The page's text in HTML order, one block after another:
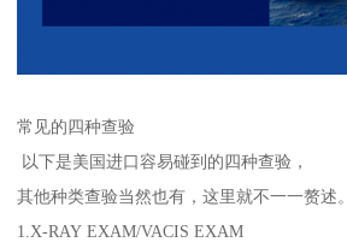
常见的四种查验
以下是美国进口容易碰到的四种查验，
其他种类查验当然也有，这里就不一一赘述。
1.X-RAY EXAM/VACIS EXAM